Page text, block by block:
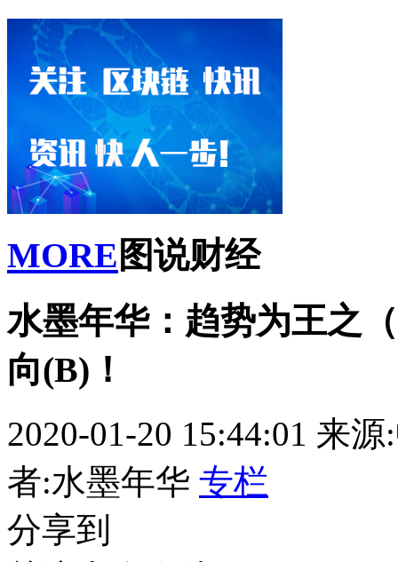
MORE 图说财经
水墨年华：趋势为王之
向(B)！
2020-01-20 15:44:01 来源
者:水墨年华 专栏
分享到